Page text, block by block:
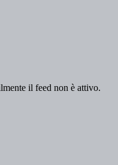
il feed non è attivo.